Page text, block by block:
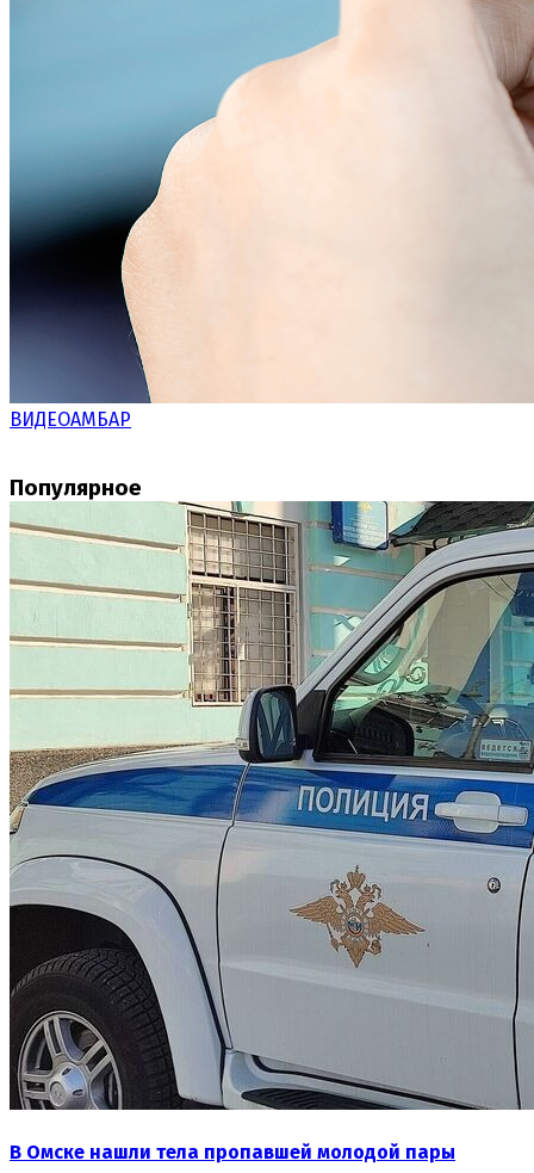
ВИДЕОАМБАР
Популярное
В Омске нашли тела пропавшей молодой пары